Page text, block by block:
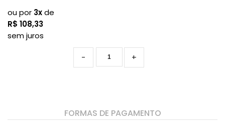
ou por 3xde
R$ 108,33
sem juros
+
-
FORMAS DE PAGAMENTO